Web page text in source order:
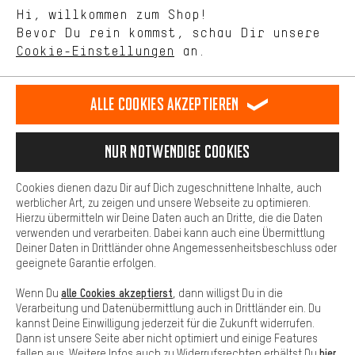
Deutsch
DE english
EN español
ES français
FR
VERTRAG WIDERRUFEN Aachener Community Affiliateprogramm
Datenschutz Allgemeine Geschäftsbedingungen
Hinweisgebersystem Hinweise zur Batterieentsorgung
Cookie-Einstellungen Kontrast ändern
Alle Preise verstehen sich in Euro und exkl. MwSt zuzüglich
Versandkostenfür Lieferung nachUSA.
Hi, willkommen zum Shop!
Bevor Du rein kommst, schau Dir unsere
Cookie-Einstellungen an.
selbst Einfluss auf die Verbesserung unserer Webseite und
unseres Shop-Angebots.
Dein Shopping-Erlebnis wird komfortabler. Mit Komfort-Cookies
stellen wir Verknüpfungen zu Social Media Plattformen her. So
können wir dir weitere nützliche Inhalte und Informationen zur
Verfügung stellen. Zudem hast du die Möglichkeit zusätzliche
Services zu nutzen, die es dir erleichtern die richtigen Produkte zu
finden. Beispielsweise bieten wir eine Chat-Funktion an, damit
Fragen schnell und unkompliziert beantwortet werden können.
Basis
Basis-Cookies gewährleisten, dass Du unsere Webseite
grundsätzlich nutzen kannst.
Alle Cookies akzeptieren
Nur Notwendige Cookies
Cookies dienen dazu Dir auf Dich zugeschnittene Inhalte, auch
werblicher Art, zu zeigen und unsere Webseite zu optimieren.
Hierzu übermitteln wir Deine Daten auch an Dritte, die die Daten
verwenden und verarbeiten. Dabei kann auch eine Übermittlung
Deiner Daten in Drittländer ohne Angemessenheitsbeschluss oder
geeignete Garantie erfolgen.
Wenn Du alle Cookies akzeptierst , dann willigst Du in die
Verarbeitung und Datenübermittlung auch in Drittländer ein. Du
kannst Deine Einwilligung jederzeit für die Zukunft widerrufen.
Dann ist unsere Seite aber nicht optimiert und einige Features